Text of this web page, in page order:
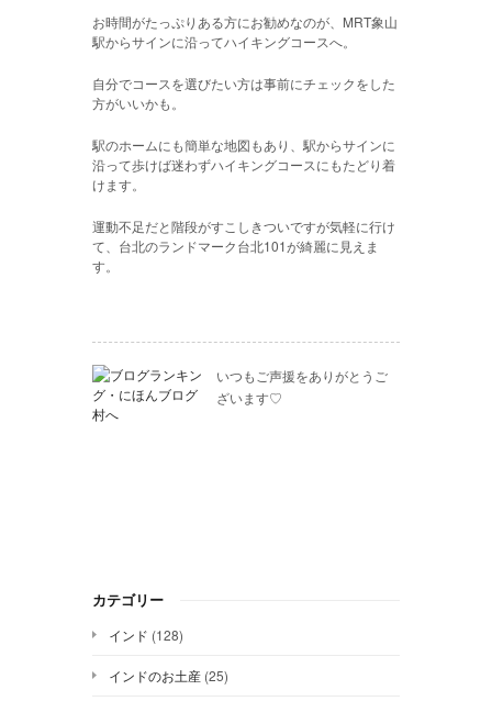
お時間がたっぷりある方にお勧めなのが、MRT象山
駅からサインに沿ってハイキングコースへ。
自分でコースを選びたい方は事前にチェックをした
方がいいかも。
駅のホームにも簡単な地図もあり、駅からサインに
沿って歩けば迷わずハイキングコースにもたどり着
けます。
運動不足だと階段がすこしきついですが気軽に行け
て、台北のランドマーク台北101が綺麗に見えま
す。
いつもご声援をありがとうご
ざいます♡
カテゴリー
インド (128)
インドのお土産 (25)